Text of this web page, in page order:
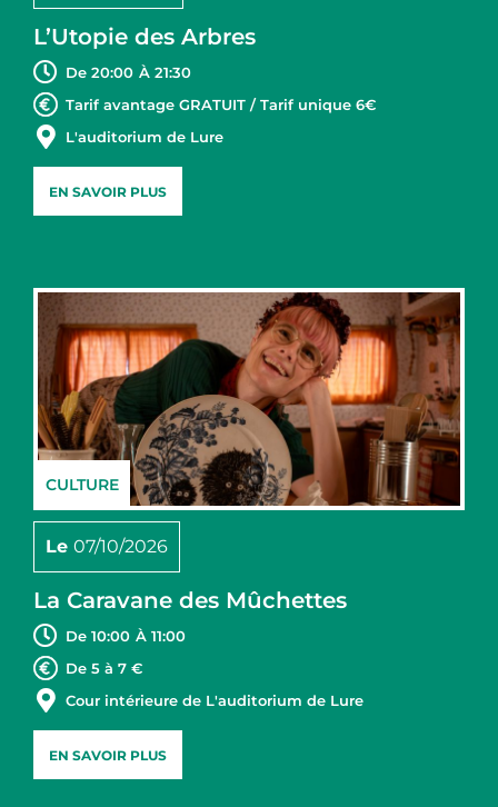
L’Utopie des Arbres
De 20:00 À 21:30
Tarif avantage GRATUIT / Tarif unique 6€
L'auditorium de Lure
EN SAVOIR PLUS
CULTURE
Le 07/10/2026
La Caravane des Mûchettes
De 10:00 À 11:00
De 5 à 7 €
Cour intérieure de L'auditorium de Lure
EN SAVOIR PLUS